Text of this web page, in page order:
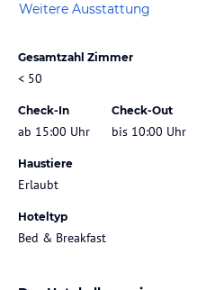
Weitere Ausstattung
Gesamtzahl Zimmer
< 50
Check-In
ab 15:00 Uhr
Check-Out
bis 10:00 Uhr
Haustiere
Erlaubt
Hoteltyp
Bed & Breakfast